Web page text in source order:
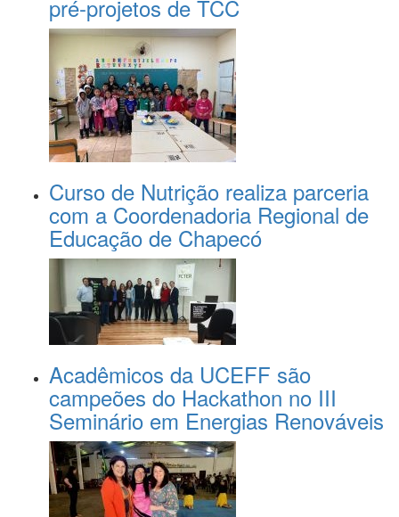
pré-projetos de TCC
Curso de Nutrição realiza parceria
com a Coordenadoria Regional de
Educação de Chapecó
Acadêmicos da UCEFF são
campeões do Hackathon no III
Seminário em Energias Renováveis